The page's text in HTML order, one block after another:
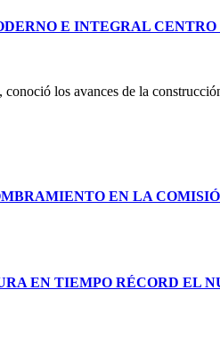
E INTEGRAL
los avances de la
EN LA
EN TIEMPO RÉCORD EL